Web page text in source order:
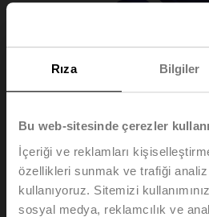
Rıza Bilgiler
Bu web-sitesinde çerezler
İçeriği ve reklamları
özellikleri sunmak ve trafiği
kullanıyoruz. Sitemizi
sosyal medya, reklamcılık ve
H6025X10-
SR-TPC